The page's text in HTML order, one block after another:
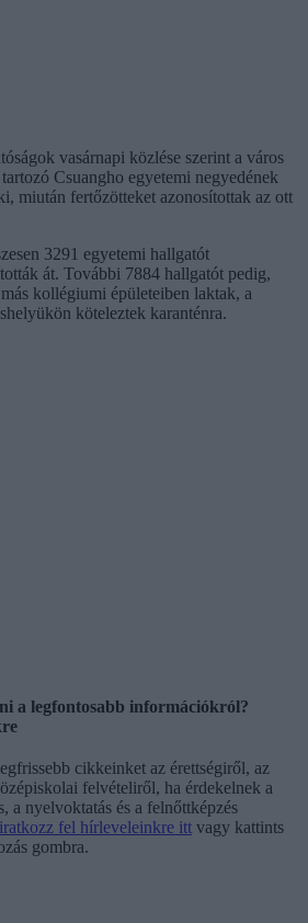
vasárnapi közlése szerint a város
Csuangho egyetemi negyedének
miután fertőzötteket azonosítottak az ott
3291 egyetemi hallgatót
át. További 7884 hallgatót pedig,
kollégiumi épületeiben laktak, a
köteleztek karanténra.
a legfontosabb információkról?
cikkeinket az érettségiről, az
felvételiről, ha érdekelnek a
a nyelvoktatás és a felnőttképzés
iratkozz fel hírleveleinkre itt vagy kattints
gombra.